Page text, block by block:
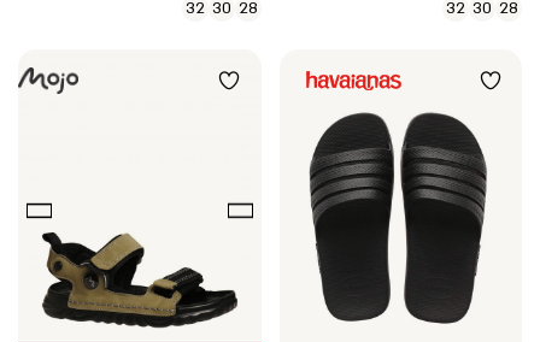
28
30
32
28
30
32